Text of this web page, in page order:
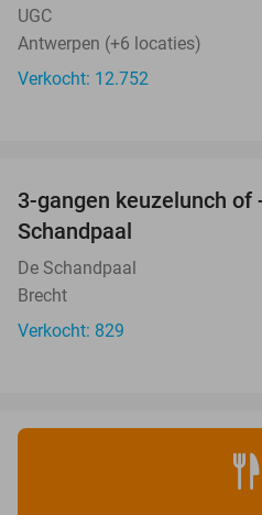
UGC
Antwerpen (+6 locaties)
Verkocht: 12.752
3-gangen keuzelunch of
Schandpaal
De Schandpaal
Brecht
Verkocht: 829